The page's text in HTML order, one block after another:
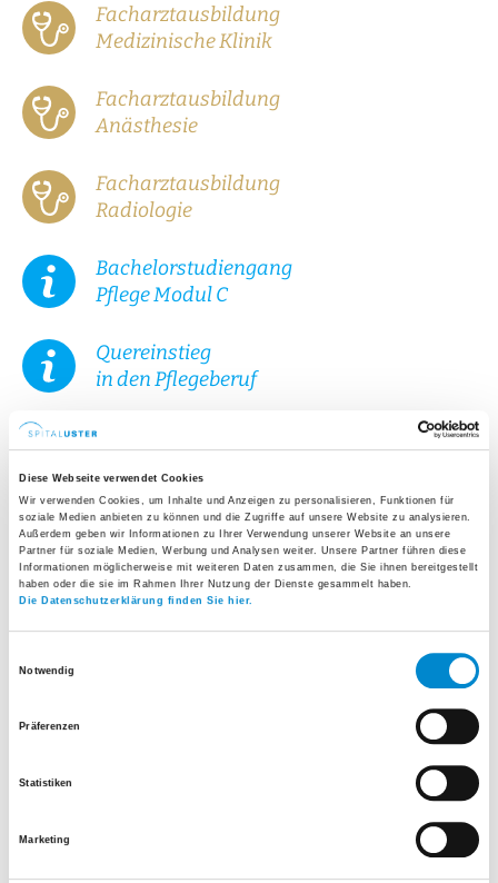
Diese Webseite verwendet Cookies
Wir verwenden Cookies, um Inhalte und Anzeigen zu personalisieren, Funktionen für
soziale Medien anbieten zu können und die Zugriffe auf unsere Website zu analysieren.
Außerdem geben wir Informationen zu Ihrer Verwendung unserer Website an unsere
Partner für soziale Medien, Werbung und Analysen weiter. Unsere Partner führen diese
Informationen möglicherweise mit weiteren Daten zusammen, die Sie ihnen bereitgestellt
haben oder die sie im Rahmen Ihrer Nutzung der Dienste gesammelt haben.
Die Datenschutzerklärung finden Sie hier.
Notwendig
Präferenzen
Statistiken
Marketing
Facharztausbildung
Medizinische Klinik
Facharztausbildung
Anästhesie
Facharztausbildung
Radiologie
Bachelorstudiengang
Pflege Modul C
Quereinstieg
in den Pflegeberuf
Zivildienst
Dipl. Radiologie-
fachfrau/mann HF
Als dipl. Radiologiefachfrau/fachmann HF führst du
eigenverantwortlich Untersuchungen und Therapien
gemäss ärztlichem Auftrag durch. Du bereitest die
Patientinnen und Patienten auf die jeweilige
Untersuchung oder der Therapie. Gezielt setzt du
diagnostische und therapeutische High-Tech-Geräte